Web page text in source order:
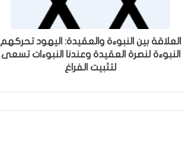
العلاقة بين النبوءة والعقيدة: اليهود تحركهم
النبوءة لنصرة العقيدة وعندنا النبوءات تسعى
لتثبيت الفراغ